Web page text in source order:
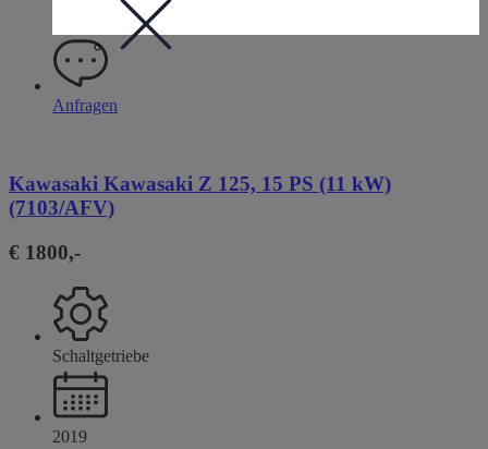
Anfragen
Kawasaki Kawasaki Z 125, 15 PS (11 kW)
(7103/AFV)
€ 1800,-
Schaltgetriebe
2019